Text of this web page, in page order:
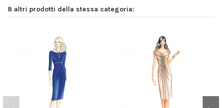
8 altri prodotti della stessa categoria: